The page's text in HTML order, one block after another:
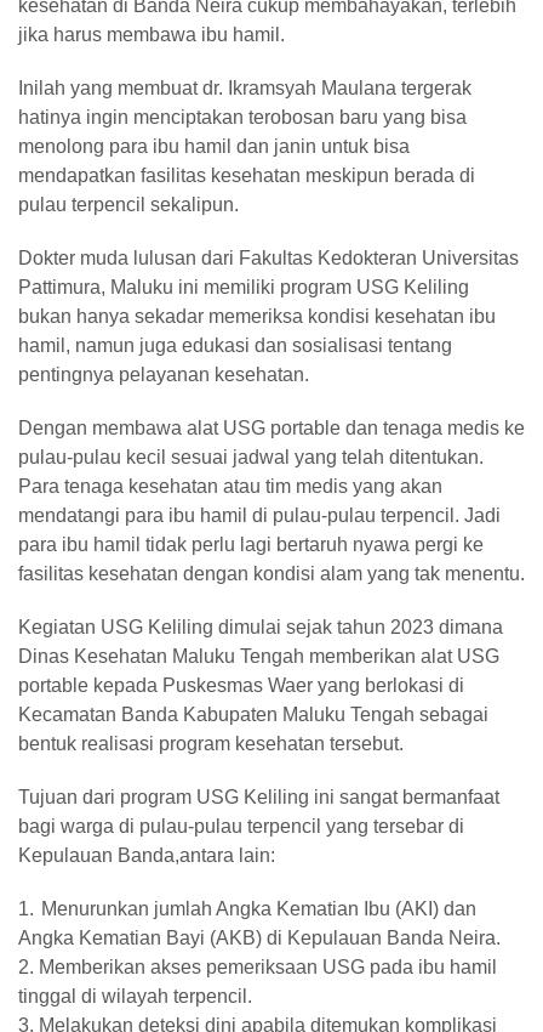
kesehatan di Banda Neira cukup membahayakan, terlebih
jika harus membawa ibu hamil.
Inilah yang membuat dr. Ikramsyah Maulana tergerak
hatinya ingin menciptakan terobosan baru yang bisa
menolong para ibu hamil dan janin untuk bisa
mendapatkan fasilitas kesehatan meskipun berada di
pulau terpencil sekalipun.
Dokter muda lulusan dari Fakultas Kedokteran Universitas
Pattimura, Maluku ini memiliki program USG Keliling
bukan hanya sekadar memeriksa kondisi kesehatan ibu
hamil, namun juga edukasi dan sosialisasi tentang
pentingnya pelayanan kesehatan.
Dengan membawa alat USG portable dan tenaga medis ke
pulau-pulau kecil sesuai jadwal yang telah ditentukan.
Para tenaga kesehatan atau tim medis yang akan
mendatangi para ibu hamil di pulau-pulau terpencil. Jadi
para ibu hamil tidak perlu lagi bertaruh nyawa pergi ke
fasilitas kesehatan dengan kondisi alam yang tak menentu.
Kegiatan USG Keliling dimulai sejak tahun 2023 dimana
Dinas Kesehatan Maluku Tengah memberikan alat USG
portable kepada Puskesmas Waer yang berlokasi di
Kecamatan Banda Kabupaten Maluku Tengah sebagai
bentuk realisasi program kesehatan tersebut.
Tujuan dari program USG Keliling ini sangat bermanfaat
bagi warga di pulau-pulau terpencil yang tersebar di
Kepulauan Banda,antara lain:
1. Menurunkan jumlah Angka Kematian Ibu (AKI) dan
Angka Kematian Bayi (AKB) di Kepulauan Banda Neira.
2. Memberikan akses pemeriksaan USG pada ibu hamil
tinggal di wilayah terpencil.
3. Melakukan deteksi dini apabila ditemukan komplikasi